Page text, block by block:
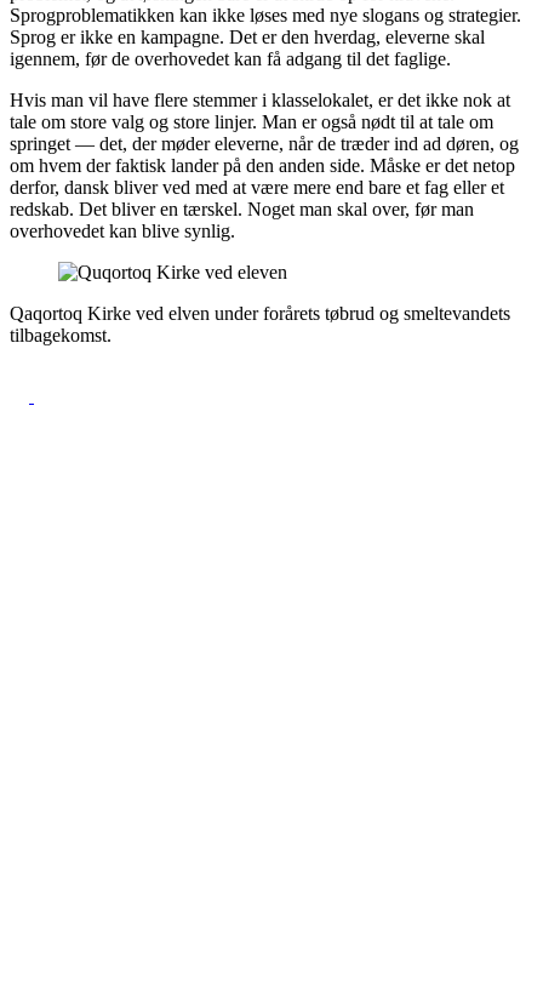
Sprogproblematikken kan ikke løses med nye slogans og strategier.
Sprog er ikke en kampagne. Det er den hverdag, eleverne skal
igennem, før de overhovedet kan få adgang til det faglige.
Hvis man vil have flere stemmer i klasselokalet, er det ikke nok at
tale om store valg og store linjer. Man er også nødt til at tale om
springet — det, der møder eleverne, når de træder ind ad døren, og
om hvem der faktisk lander på den anden side. Måske er det netop
derfor, dansk bliver ved med at være mere end bare et fag eller et
redskab. Det bliver en tærskel. Noget man skal over, før man
overhovedet kan blive synlig.
Qaqortoq Kirke ved elven under forårets tøbrud og smeltevandets
tilbagekomst.